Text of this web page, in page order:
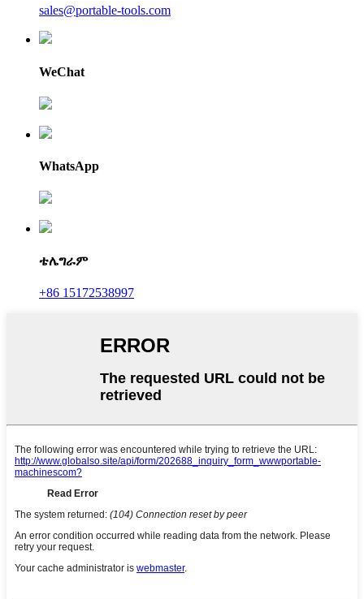
sales@portable-tools.com
WeChat
WhatsApp
ቴሌግራም
+86 15172538997